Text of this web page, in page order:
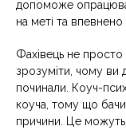
допоможе
на меті та впевнено
Фахівець не
зрозуміти, чому ви
починали. Коуч-
коуча, тому що
причини. Це можуть